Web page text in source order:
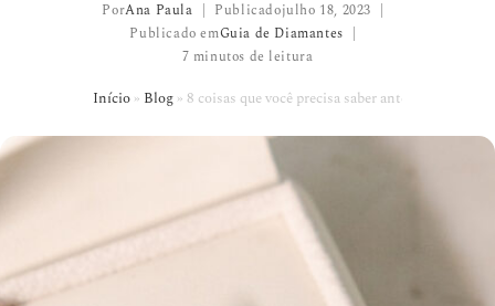
PorAna Paula Publicadojulho 18, 2023
Publicado emGuia de Diamantes
7 minutos de leitura
Início » Blog » 8 coisas que você precisa saber antes de